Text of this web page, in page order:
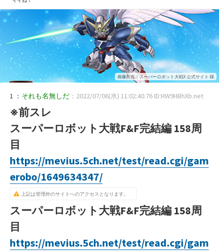
日
ゴ
ー
画像所有：スーパーロボット大戦X 公式サイト 様
1 ： それも名無しだ ：2022/07/06(水) 11:02:40.76 ID:HW9HBhXb.net
※前スレ
スーパーロボット大戦F&F完結編 158周
目
https://mevius.5ch.net/test/read.cgi/gam
erobo/1649634347/
上記は管理外のサイトへのアクセスとなります。
スーパーロボット大戦F&F完結編 158周
目
https://mevius.5ch.net/test/read.cgi/gam